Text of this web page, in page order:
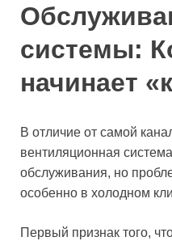
системы:
начинает
В отличие от самой
вентиляционная
обслуживания, но
особенно в холодном
Первый признак того,